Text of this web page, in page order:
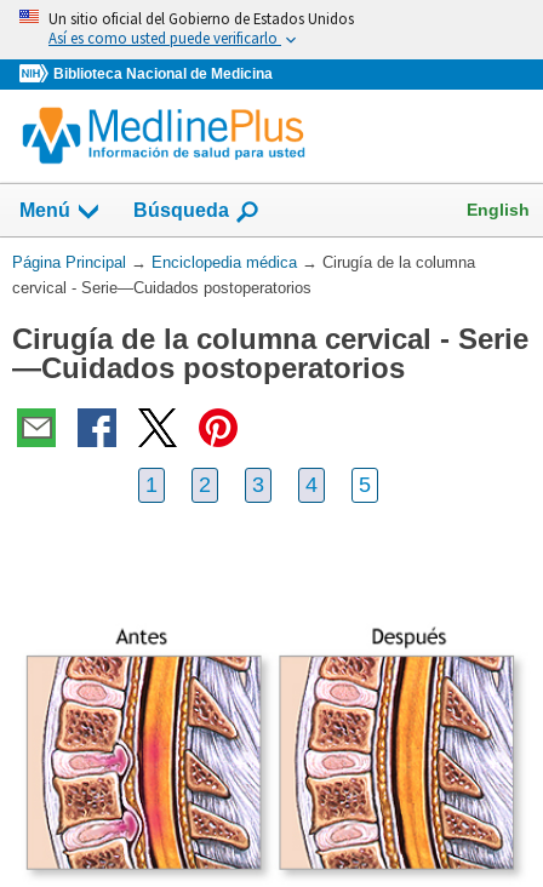
Omita
vaya
al
Contenido
Un sitio oficial del Gobierno de Estados Unidos
Así es como usted puede verificarlo
Biblioteca Nacional de Medicina
Menú Búsqueda English
Usted
está
Página Principal → Enciclopedia médica → Cirugía de la columna
cervical - Serie—Cuidados postoperatorios
Cirugía de la columna cervical - Serie
—Cuidados postoperatorios
1 2 3 4 5